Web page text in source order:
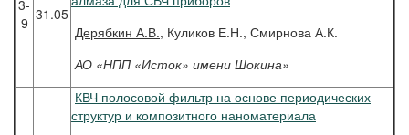
3-
9 31.05
Дерябкин А.В., Куликов Е.Н., Смирнова А.К.
АО «НПП «Исток» имени Шокина»
КВЧ полосовой фильтр на основе периодических
структур и композитного наноматериала